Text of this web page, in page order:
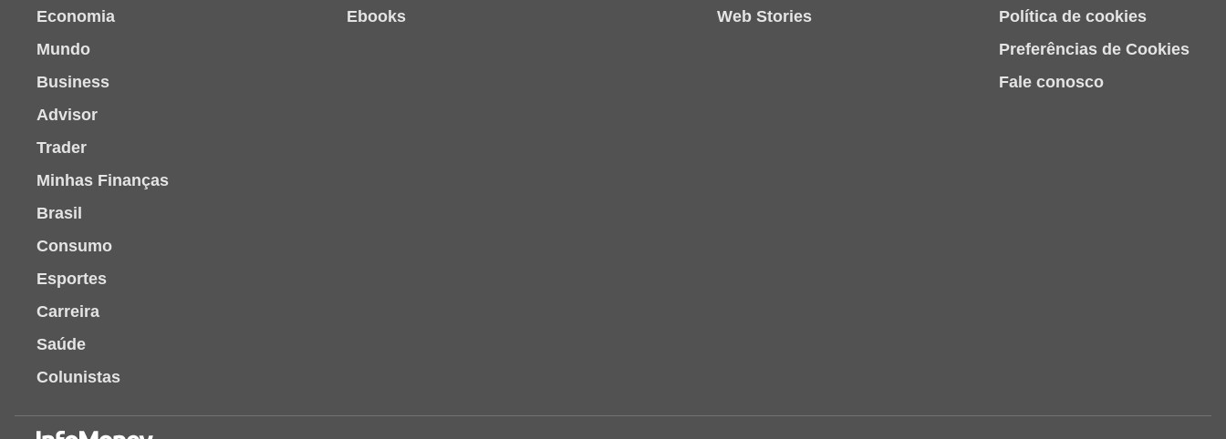
Economia
Mundo
Business
Advisor
Trader
Minhas Finanças
Brasil
Consumo
Esportes
Carreira
Saúde
Colunistas
Ebooks
Web Stories
Política de cookies
Preferências de Cookies
Fale conosco